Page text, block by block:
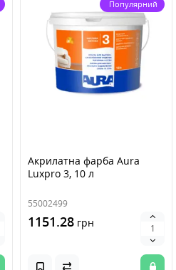
Популярний
Акрилатна фарба Aura
Luxpro 3, 10 л
55002499
1151.28 грн